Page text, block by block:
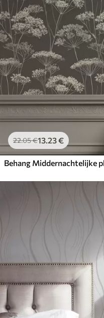
22.05€13.23€
Behang Middernachtelijke